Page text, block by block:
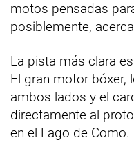
motos pensadas
posiblemente,
La pista más clara
El gran motor bóxer,
ambos lados y el
directamente al
en el Lago de Como.